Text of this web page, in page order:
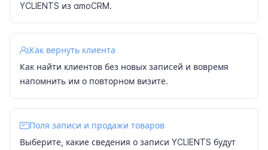
YCLIENTS из amoCRM.
Как вернуть клиента
Как найти клиентов без новых записей и вовремя
напомнить им о повторном визите.
Поля записи и продажи товаров
Выберите, какие сведения о записи YCLIENTS будут